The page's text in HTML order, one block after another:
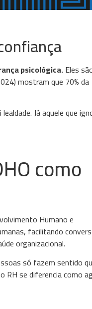
psicológica.Eles
mostram que 70% da
Já aquele que
como
Humano e
facilitando
organizacional.
só fazem sentido
RH se diferencia como